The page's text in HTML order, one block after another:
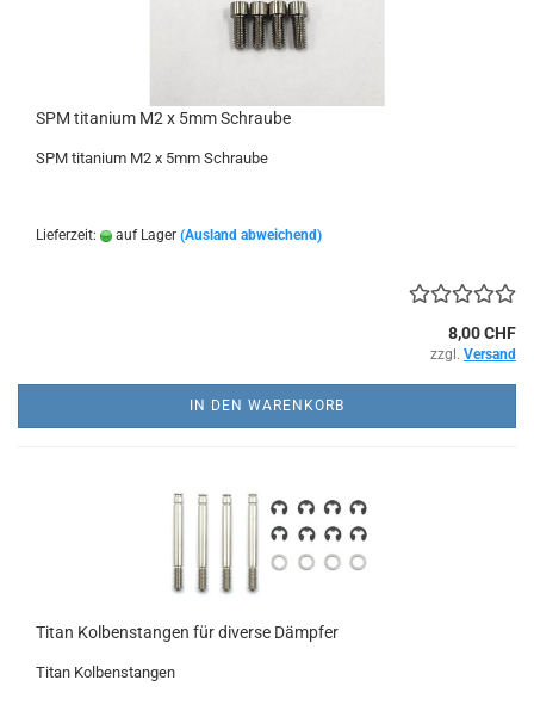
SPM titanium M2 x 5mm Schraube
SPM titanium M2 x 5mm Schraube
Lieferzeit: auf Lager (Ausland abweichend)
8,00 CHF
zzgl. Versand
IN DEN WARENKORB
Titan Kolbenstangen für diverse Dämpfer
Titan Kolbenstangen